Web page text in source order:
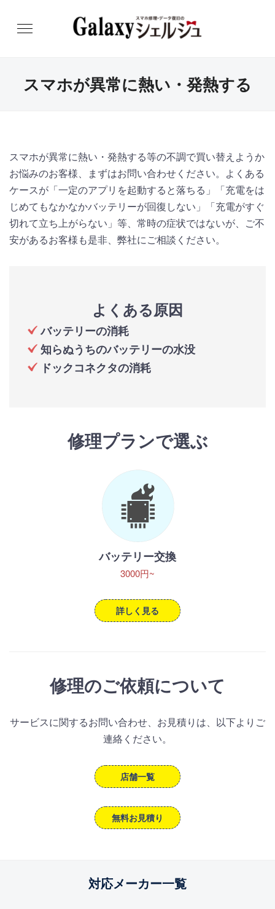
スマホが異常に熱い・発熱する
スマホが異常に熱い・発熱する等の不調で買い替えようか
お悩みのお客様、まずはお問い合わせください。よくある
ケースが「一定のアプリを起動すると落ちる」「充電をは
じめてもなかなかバッテリーが回復しない」「充電がすぐ
切れて立ち上がらない」等、常時の症状ではないが、ご不
安があるお客様も是非、弊社にご相談ください。
よくある原因
バッテリーの消耗
知らぬうちのバッテリーの水没
ドックコネクタの消耗
修理プランで選ぶ
バッテリー交換
3000円~
詳しく見る
修理のご依頼について
サービスに関するお問い合わせ、お見積りは、以下よりご
連絡ください。
店舗一覧
無料お見積り
対応メーカー一覧